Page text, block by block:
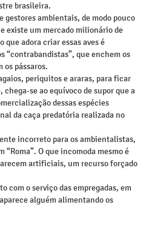
brasileira.
ambientais, de modo pouco
existe um mercado milionário de
que adora criar essas aves é
“contrabandistas”, que enchem os
os pássaros.
periquitos e araras, para ficar
chega-se ao equívoco de supor que a
dessas espécies
da caça predatória realizada no
incorreto para os ambientalistas,
“Roma”. O que incomoda mesmo é
artificiais, um recurso forçado
com o serviço das empregadas, em
alguém alimentando os